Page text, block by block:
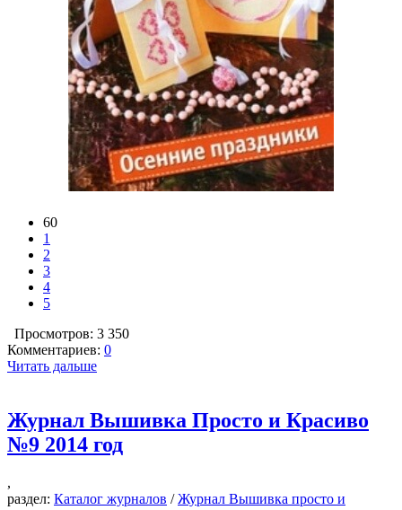
60
1
2
3
4
5
Просмотров: 3 350
Комментариев: 0
Читать дальше
Журнал Вышивка Просто и Красиво
№9 2014 год
,
раздел: Каталог журналов /Журнал Вышивка просто и